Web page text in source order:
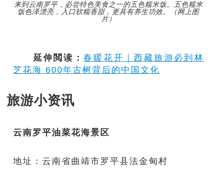
来到云南罗平，必尝特色美食之一的五色糯米饭。五色糯米
饭色泽漂亮，入口软糯香甜，更具有养生功效。（网上图
片）
延伸閲读：春暖花开｜西藏旅游必到林
芝花海 600年古树背后的中国文化
旅游小资讯
云南罗平油菜花海景区
地址：云南省曲靖市罗平县法金甸村